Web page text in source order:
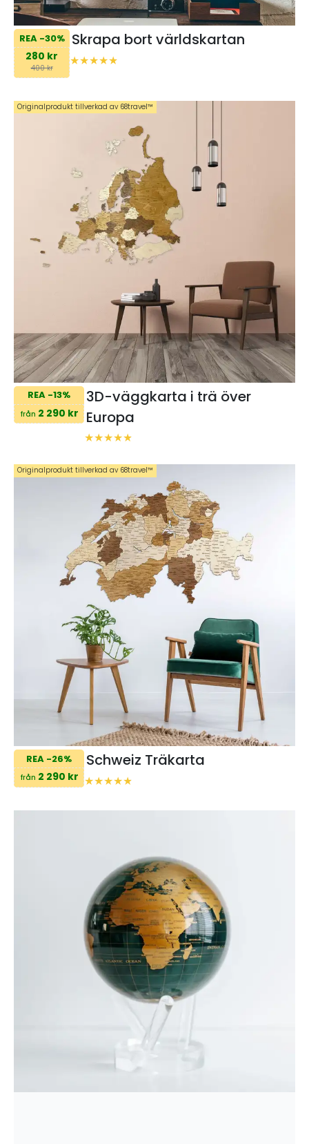
REA -30%
280 kr
400 kr
Skrapa bort världskartan
REA -13%
från 2 290 kr
3D-väggkarta i trä över
Europa
Originalprodukt tillverkad av 68travel™️
REA -26%
från 2 290 kr
Schweiz Träkarta
Originalprodukt tillverkad av 68travel™️